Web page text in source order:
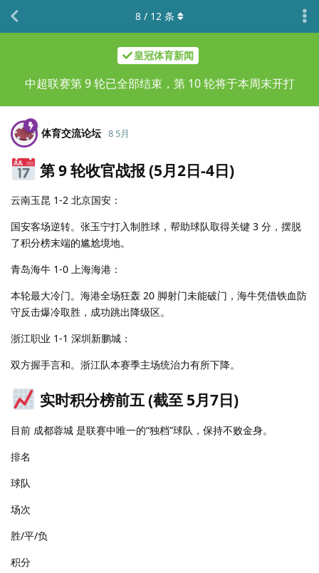
皇冠体育新闻
中超联赛第 9 轮已全部结束，第 10 轮将于本周末开打
8 / 12 条
体育交流论坛 8 5月
第 9 轮收官战报 (5月2日-4日)
云南玉昆 1-2 北京国安：
国安客场逆转。张玉宁打入制胜球，帮助球队取得关键 3 分，摆脱
了积分榜末端的尴尬境地。
青岛海牛 1-0 上海海港：
本轮最大冷门。海港全场狂轰 20 脚射门未能破门，海牛凭借铁血防
守反击爆冷取胜，成功跳出降级区。
浙江职业 1-1 深圳新鹏城：
双方握手言和。浙江队本赛季主场统治力有所下降。
实时积分榜前五 (截至 5月7日)
目前 成都蓉城 是联赛中唯一的“独档”球队，保持不败金身。
排名
球队
场次
胜/平/负
积分